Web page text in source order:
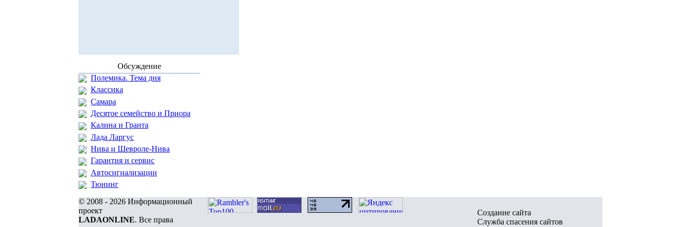
Обсуждение
Полемика. Тема дня
Классика
Самара
Десятое семейство и Приора
Калина и Гранта
Лада Ларгус
Нива и Шевроле-Нива
Гарантия и сервис
Автосигнализации
Тюнинг
© 2008 - 2026 Информационный
проект
LADAONLINE. Все права
Создание сайта
Служба спасения сайтов